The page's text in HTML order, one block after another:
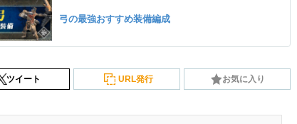
弓の最強おすすめ装備編成
ツイート URL発行 お気に入り